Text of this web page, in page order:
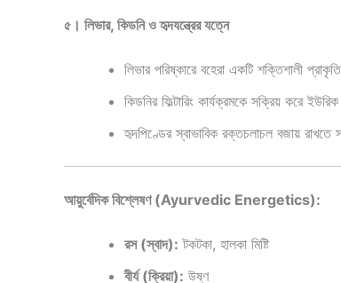
৫। লিভার, কিডনি ও হৃদযন্ত্রের যত্নে
লিভার পরিষ্কারে বহেরা একটি শক্তিশালী
কিডনির ফিল্টারিং কার্যক্রমকে সক্রিয় করে
হৃদপিণ্ডের স্বাভাবিক রক্তচলাচল বজায় রাখতে
আয়ুর্বেদিক বিশ্লেষণ (Ayurvedic Energetics):
রস (স্বাদ): টকটকা, হালকা মিষ্টি
বীর্য (ক্রিয়া): উষ্ণ